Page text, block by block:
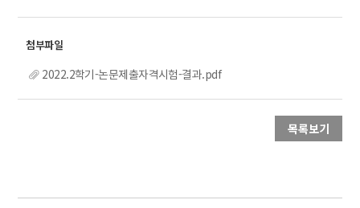
2022.2학기-논문제출자격시험-결과.pdf
목록보기